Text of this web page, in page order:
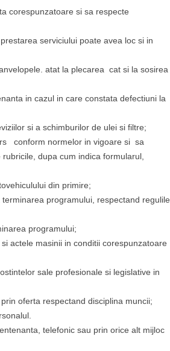
corespunzatoare si sa respecte
serviciului poate avea loc si in
atat la plecarea cat si la sosirea
in cazul in care constata defectiuni la
si a schimburilor de ulei si filtre;
conform normelor in vigoare si sa
dupa cum indica formularul,
din primire;
programului, respectand regulile
programului;
actele masinii in conditii corespunzatoare
sale profesionale si legislative in
oferta respectand disciplina muncii;
telefonic sau prin orice alt mijloc